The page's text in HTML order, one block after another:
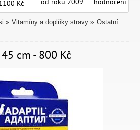
Kč
» Vitamíny a doplňky stravy » Ostatní
cm - 800 Kč